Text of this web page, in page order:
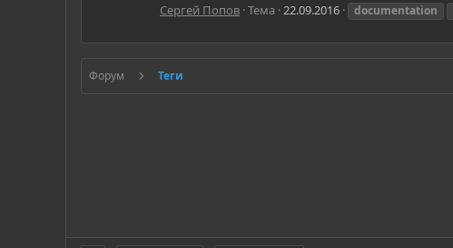
Сергей Попов Тема 22.09.2016 documentation
Форум Теги